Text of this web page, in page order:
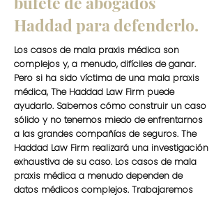
Haddad para defenderlo.
Los casos de mala praxis médica son
complejos y, a menudo, difíciles de ganar.
Pero si ha sido víctima de una mala praxis
médica, The Haddad Law Firm puede
ayudarlo. Sabemos cómo construir un caso
sólido y no tenemos miedo de enfrentarnos
a las grandes compañías de seguros. The
Haddad Law Firm realizará una investigación
exhaustiva de su caso. Los casos de mala
praxis médica a menudo dependen de
datos médicos complejos. Trabajaremos